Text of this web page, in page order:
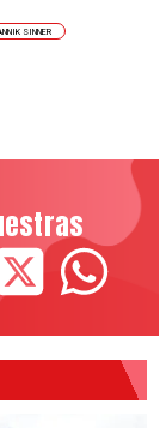
SINNER